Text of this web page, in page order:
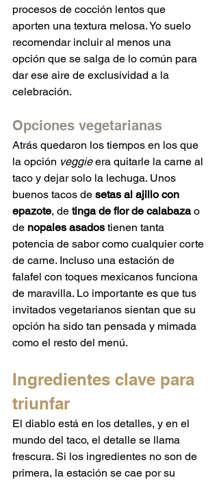
procesos de cocción lentos que
aporten una textura melosa. Yo suelo
recomendar incluir al menos una
opción que se salga de lo común para
dar ese aire de exclusividad a la
celebración.
Opciones vegetarianas
Atrás quedaron los tiempos en los que
la opción veggie era quitarle la carne al
taco y dejar solo la lechuga. Unos
buenos tacos de setas al ajillo con
epazote, de tinga de flor de calabaza o
de nopales asados tienen tanta
potencia de sabor como cualquier corte
de carne. Incluso una estación de
falafel con toques mexicanos funciona
de maravilla. Lo importante es que tus
invitados vegetarianos sientan que su
opción ha sido tan pensada y mimada
como el resto del menú.
Ingredientes clave para
triunfar
El diablo está en los detalles, y en el
mundo del taco, el detalle se llama
frescura. Si los ingredientes no son de
primera, la estación se cae por su